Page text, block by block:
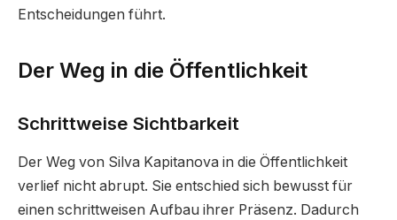
Entscheidungen führt.
Der Weg in die Öffentlichkeit
Schrittweise Sichtbarkeit
Der Weg von Silva Kapitanova in die Öffentlichkeit
verlief nicht abrupt. Sie entschied sich bewusst für
einen schrittweisen Aufbau ihrer Präsenz. Dadurch